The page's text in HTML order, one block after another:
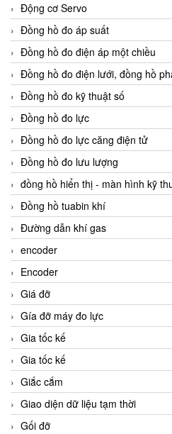
Động cơ Servo
Đồng hồ đo áp suất
Đồng hồ đo điện áp một chiều
Đồng hồ đo điện lưới, đồng hồ
Đồng hồ đo kỹ thuật số
Đồng hồ đo lực
Đồng hồ đo lực căng điện tử
Đồng hồ đo lưu lượng
đồng hồ hiển thị - màn hình kỹ
Đồng hồ tuabin khí
Đường dẫn khí gas
encoder
Encoder
Giá đỡ
Gía đỡ máy đo lực
Gia tốc kế
Gia tốc kế
Giắc cắm
Giao diện dữ liệu tạm thời
Gối đỡ